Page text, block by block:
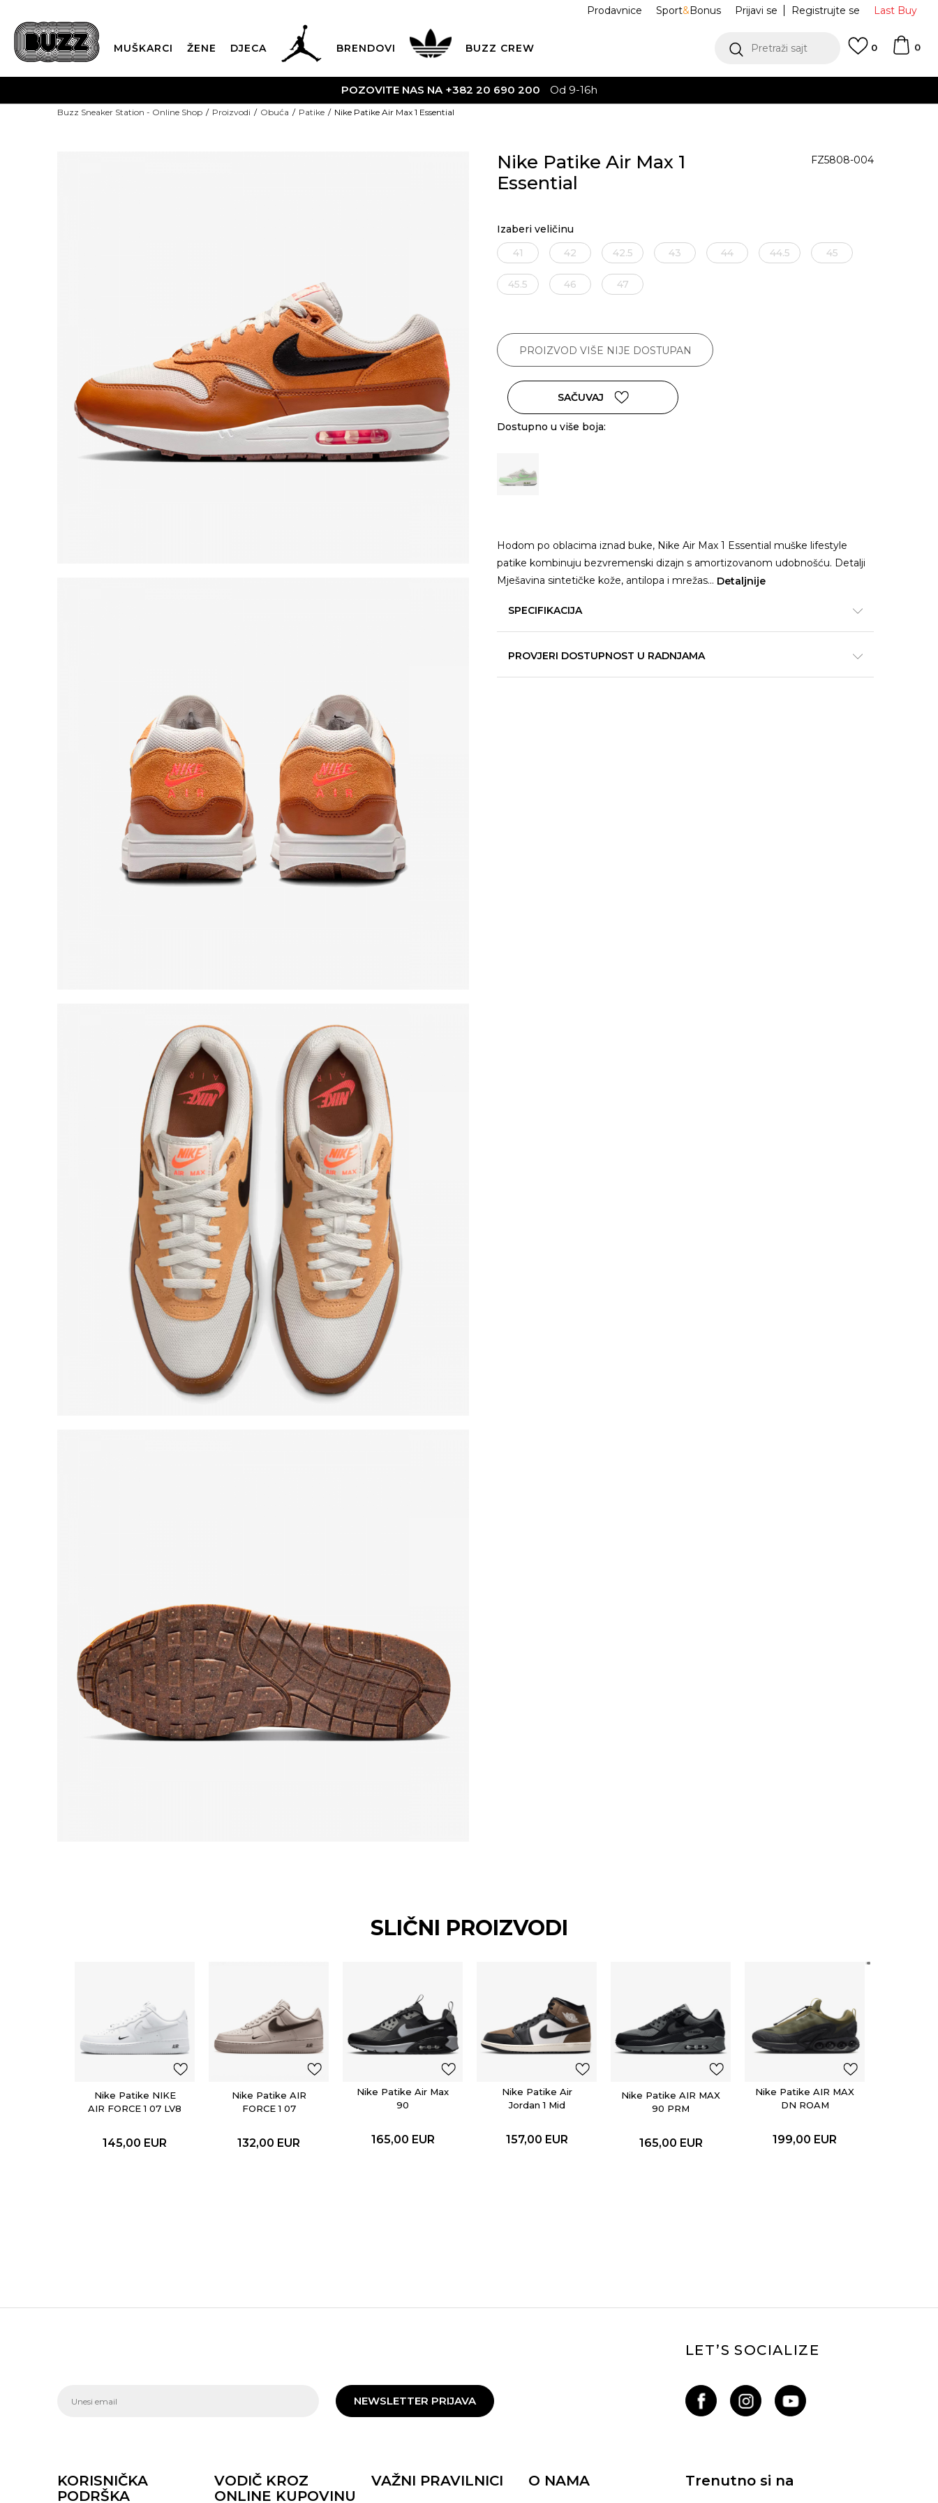
Last Buy
Prijavi se Registrujte se
Prodavnice Sport&Bonus
MUŠKARCI ŽENE DJECA BRENDOVI BUZZ CREW Pretraži sajt 0
0
POZOVITE NAS NA +382 20 690 200 Od 9-16h
Buzz Sneaker Station - Online Shop Proizvodi Obuća Patike Nike Patike Air Max 1 Essential
Nike Patike Air Max 1
Essential
FZ5808-004
Izaberi veličinu
41
42 42.5 43 44 44.5 45
45.5 46 47
PROIZVOD VIŠE NIJE DOSTUPAN
SAČUVAJ
Dostupno u više boja:
Hodom po oblacima iznad buke, Nike Air Max 1 Essential muške lifestyle
patike kombinuju bezvremenski dizajn s amortizovanom udobnošću. Detalji
Mješavina sintetičke kože, antilopa i mrežas... Detaljnije
SPECIFIKACIJA
PROVJERI DOSTUPNOST U RADNJAMA
SLIČNI PROIZVODI
Nike Patike NIKE
AIR FORCE 1 07 LV8
145,00 EUR
Nike Patike AIR
FORCE 1 07
132,00 EUR
Nike Patike Air Max
90
165,00 EUR
Nike Patike Air
Jordan 1 Mid
157,00 EUR
Nike Patike AIR MAX
90 PRM
165,00 EUR
Nike Patike AIR MAX
DN ROAM
199,00 EUR
NEWSLETTER PRIJAVA
LET’S SOCIALIZE
KORISNIČKA
PODRŠKA
VODIČ KROZ
ONLINE KUPOVINU
VAŽNI PRAVILNICI O NAMA Trenutno si na